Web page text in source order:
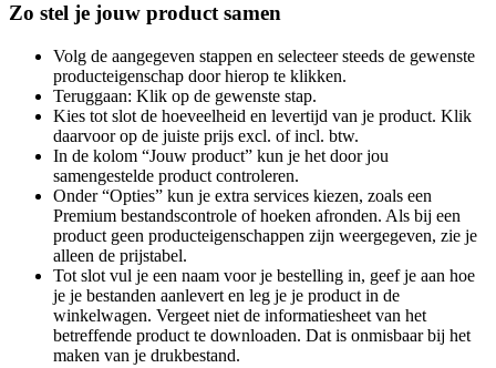
Zo stel je jouw product samen
Volg de aangegeven stappen en selecteer steeds de gewenste
producteigenschap door hierop te klikken.
Teruggaan: Klik op de gewenste stap.
Kies tot slot de hoeveelheid en levertijd van je product. Klik
daarvoor op de juiste prijs excl. of incl. btw.
In de kolom “Jouw product” kun je het door jou
samengestelde product controleren.
Onder “Opties” kun je extra services kiezen, zoals een
Premium bestandscontrole of hoeken afronden. Als bij een
product geen producteigenschappen zijn weergegeven, zie je
alleen de prijstabel.
Tot slot vul je een naam voor je bestelling in, geef je aan hoe
je je bestanden aanlevert en leg je je product in de
winkelwagen. Vergeet niet de informatiesheet van het
betreffende product te downloaden. Dat is onmisbaar bij het
maken van je drukbestand.